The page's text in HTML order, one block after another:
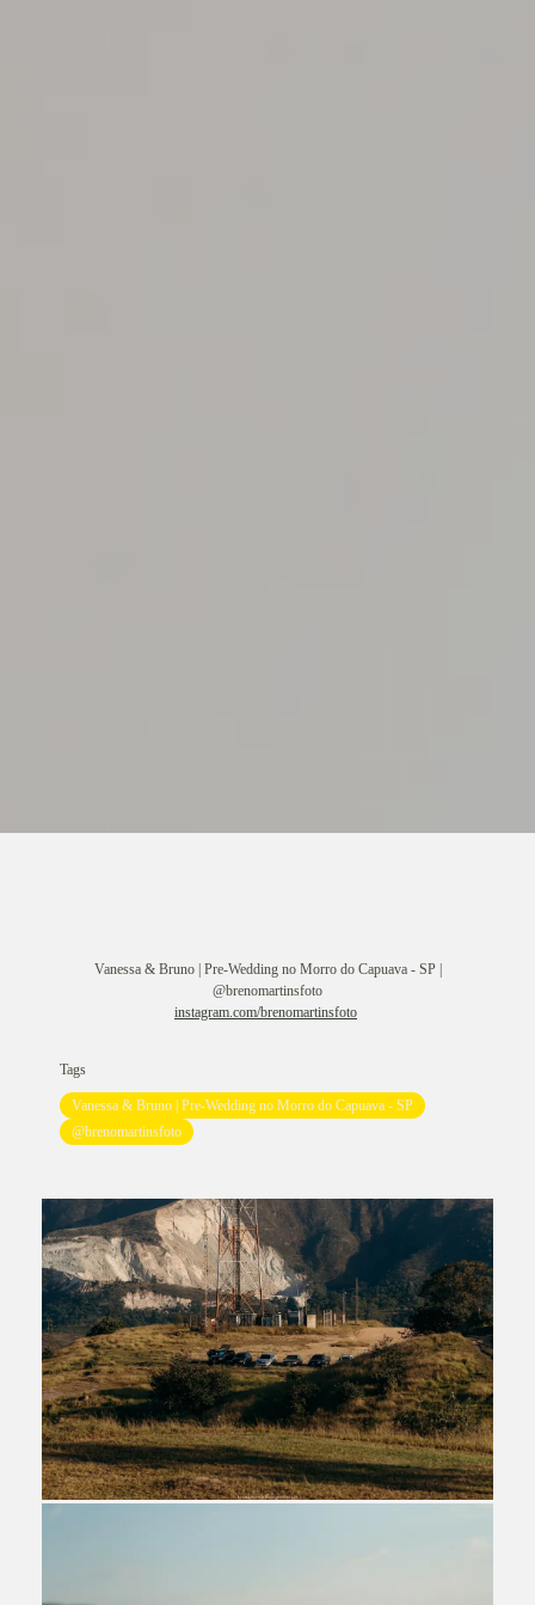
Vanessa & Bruno | Pre-Wedding no Morro do Capuava - SP |
@brenomartinsfoto
instagram.com/brenomartinsfoto
Tags
Vanessa & Bruno | Pre-Wedding no Morro do Capuava - SP
@brenomartinsfoto